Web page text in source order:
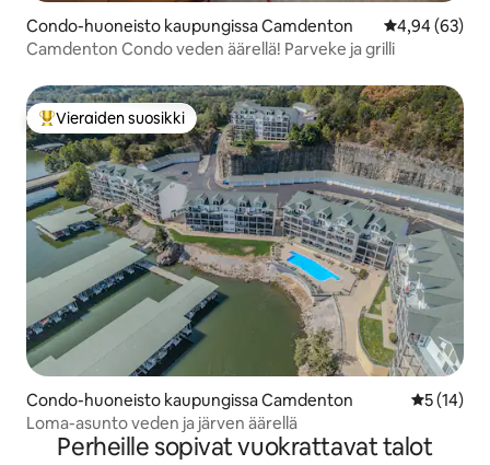
Condo-huoneisto kaupungissa Camdenton
4,94 (63)
Camdenton Condo veden äärellä! Parveke ja grilli
Vieraiden suosikkien parhaimmistoa
Vieraiden suosikki
Condo-huoneisto kaupungissa Camdenton
5 (14)
Loma-asunto veden ja järven äärellä
Perheille sopivat vuokrattavat talot